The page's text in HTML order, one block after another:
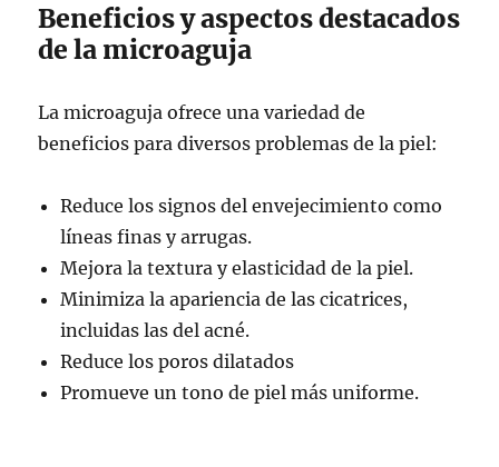
Beneficios y aspectos destacados
de la microaguja
La microaguja ofrece una variedad de
beneficios para diversos problemas de la piel:
Reduce los signos del envejecimiento como
líneas finas y arrugas.
Mejora la textura y elasticidad de la piel.
Minimiza la apariencia de las cicatrices,
incluidas las del acné.
Reduce los poros dilatados
Promueve un tono de piel más uniforme.